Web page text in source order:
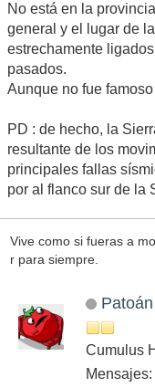
No está en la
general y el lugar de
estrechamente
pasados.
Aunque no fue
PD : de hecho, la
resultante de los
principales fallas
por al flanco sur de la
Vive como si fueras a
r para siempre.
Patoán
Cumulus